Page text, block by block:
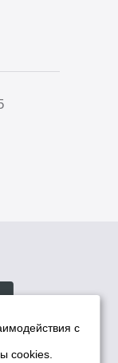
мэрии
с
cookies.